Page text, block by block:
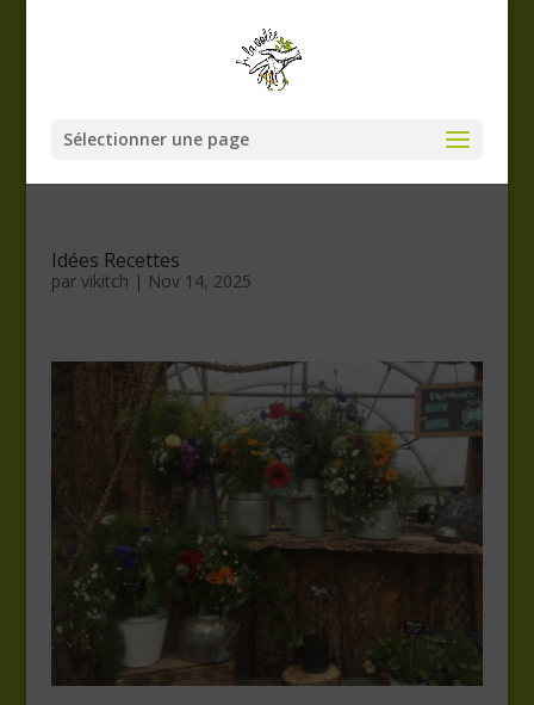
Sélectionner une page
Idées Recettes
par vikitch | Nov 14, 2025